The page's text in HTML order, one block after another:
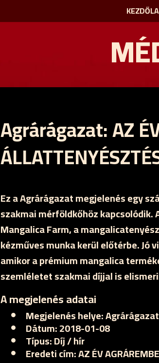
Agrárágazat: AZ
Ez a Agrárágazat megjelenés egy
szakmai mérföldkőhöz kapcsolódik.
Mangalica Farm, a
kézműves munka kerül előtérbe. Jó
amikor a prémium mangalica
szemléletet szakmai díjjal is
A megjelenés adatai
Megjelenés helye:Agrárágazat
Dátum:2018-01-08
Típus:Díj / hír
Eredeti cím:AZ ÉV